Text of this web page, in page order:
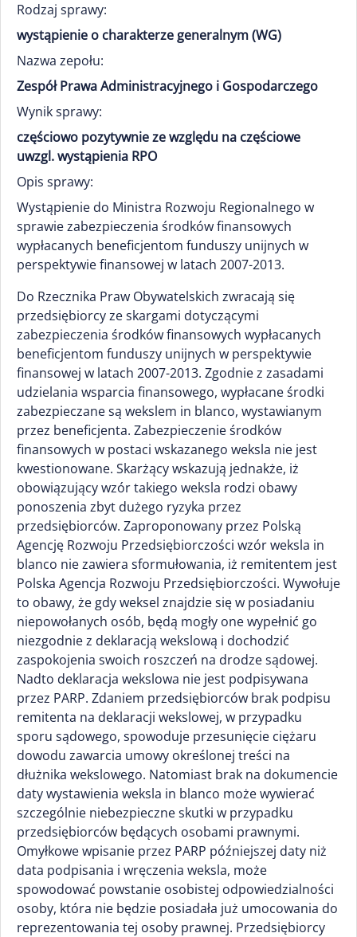
Rodzaj sprawy:
wystąpienie o charakterze generalnym (WG)
Nazwa zepołu:
Zespół Prawa Administracyjnego i Gospodarczego
Wynik sprawy:
częściowo pozytywnie ze względu na częściowe
uwzgl. wystąpienia RPO
Opis sprawy:
Wystąpienie do Ministra Rozwoju Regionalnego w
sprawie zabezpieczenia środków finansowych
wypłacanych beneficjentom funduszy unijnych w
perspektywie finansowej w latach 2007-2013.
Do Rzecznika Praw Obywatelskich zwracają się
przedsiębiorcy ze skargami dotyczącymi
zabezpieczenia środków finansowych wypłacanych
beneficjentom funduszy unijnych w perspektywie
finansowej w latach 2007-2013. Zgodnie z zasadami
udzielania wsparcia finansowego, wypłacane środki
zabezpieczane są wekslem in blanco, wystawianym
przez beneficjenta. Zabezpieczenie środków
finansowych w postaci wskazanego weksla nie jest
kwestionowane. Skarżący wskazują jednakże, iż
obowiązujący wzór takiego weksla rodzi obawy
ponoszenia zbyt dużego ryzyka przez
przedsiębiorców. Zaproponowany przez Polską
Agencję Rozwoju Przedsiębiorczości wzór weksla in
blanco nie zawiera sformułowania, iż remitentem jest
Polska Agencja Rozwoju Przedsiębiorczości. Wywołuje
to obawy, że gdy weksel znajdzie się w posiadaniu
niepowołanych osób, będą mogły one wypełnić go
niezgodnie z deklaracją wekslową i dochodzić
zaspokojenia swoich roszczeń na drodze sądowej.
Nadto deklaracja wekslowa nie jest podpisywana
przez PARP. Zdaniem przedsiębiorców brak podpisu
remitenta na deklaracji wekslowej, w przypadku
sporu sądowego, spowoduje przesunięcie ciężaru
dowodu zawarcia umowy określonej treści na
dłużnika wekslowego. Natomiast brak na dokumencie
daty wystawienia weksla in blanco może wywierać
szczególnie niebezpieczne skutki w przypadku
przedsiębiorców będących osobami prawnymi.
Omyłkowe wpisanie przez PARP późniejszej daty niż
data podpisania i wręczenia weksla, może
spowodować powstanie osobistej odpowiedzialności
osoby, która nie będzie posiadała już umocowania do
reprezentowania tej osoby prawnej. Przedsiębiorcy